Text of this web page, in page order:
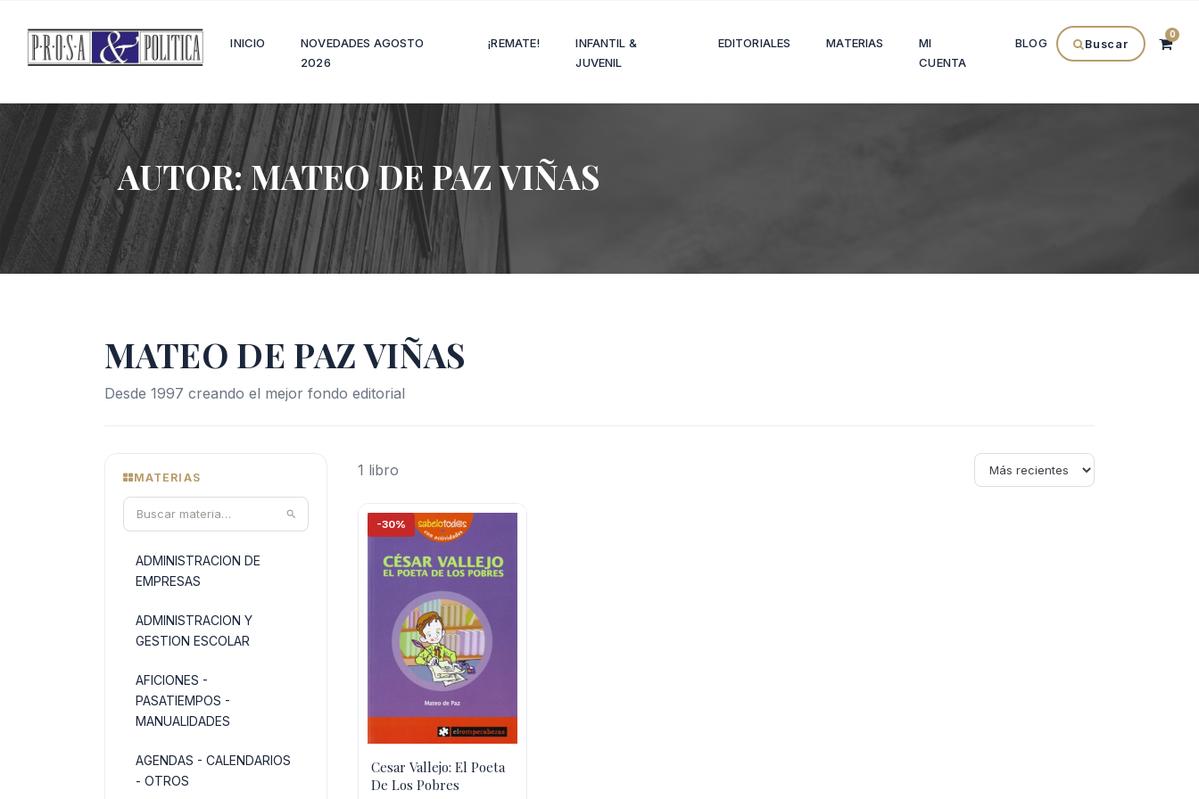
INICIO
NOVEDADES AGOSTO
2026
¡REMATE!
INFANTIL &
JUVENIL
EDITORIALES MATERIAS
MI
CUENTA
BLOG Buscar
0
AUTOR:MATEO DE PAZ VIÑAS
MATEO DE PAZ VIÑAS
Desde 1997 creando el mejor fondo editorial
MATERIAS
ADMINISTRACION DE
EMPRESAS
ADMINISTRACION Y
GESTION ESCOLAR
AFICIONES -
PASATIEMPOS -
MANUALIDADES
AGENDAS - CALENDARIOS
- OTROS
1 libro
-30%
Cesar Vallejo: El Poeta
De Los Pobres